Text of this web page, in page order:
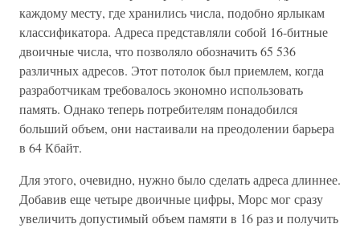
каждому месту, где хранились числа, подобно ярлыкам
классификатора. Адреса представляли собой 16-битные
двоичные числа, что позволяло обозначить 65 536
различных адресов. Этот потолок был приемлем, когда
разработчикам требовалось экономно использовать
память. Однако теперь потребителям понадобился
больший объем, они настаивали на преодолении барьера
в 64 Кбайт.
Для этого, очевидно, нужно было сделать адреса длиннее.
Добавив еще четыре двоичные цифры, Морс мог сразу
увеличить допустимый объем памяти в 16 раз и получить